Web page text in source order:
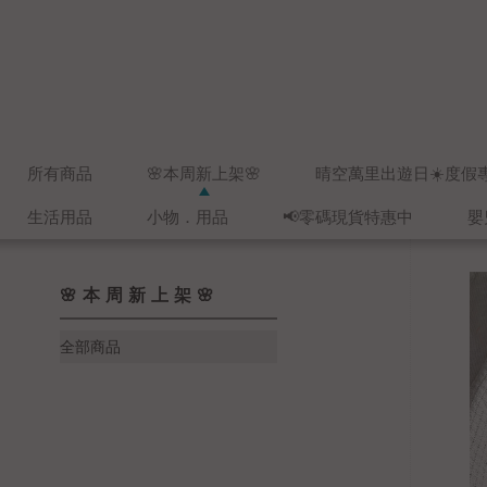
所有商品 🌸本周新上架🌸 晴空萬里出遊日☀️度假
生活用品 小物．用品 📢零碼現貨特惠中
🌸本周新上架🌸
全部商品